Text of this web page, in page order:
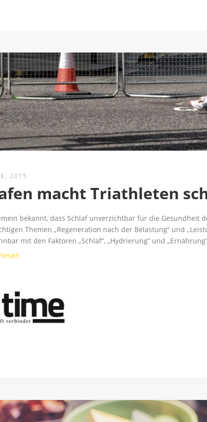
2015
macht Triathleten
bekannt, dass Schlaf unverzichtbar für die Gesundheit
Themen „Regeneration nach der Belastung“ und
mit den Faktoren „Schlaf“, „Hydrierung“ und